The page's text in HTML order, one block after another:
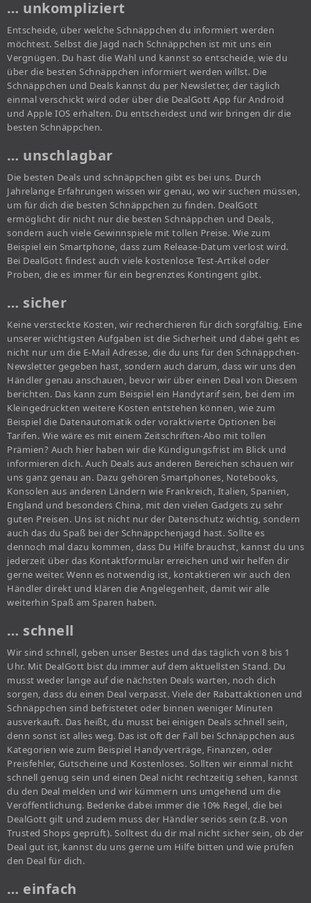
… unkompliziert
Entscheide, über welche Schnäppchen du informiert werden
möchtest. Selbst die Jagd nach Schnäppchen ist mit uns ein
Vergnügen. Du hast die Wahl und kannst so entscheide, wie du
über die besten Schnäppchen informiert werden willst. Die
Schnäppchen und Deals kannst du per Newsletter, der täglich
einmal verschickt wird oder über die DealGott App für Android
und Apple IOS erhalten. Du entscheidest und wir bringen dir die
besten Schnäppchen.
… unschlagbar
Die besten Deals und schnäppchen gibt es bei uns. Durch
Jahrelange Erfahrungen wissen wir genau, wo wir suchen müssen,
um für dich die besten Schnäppchen zu finden. DealGott
ermöglicht dir nicht nur die besten Schnäppchen und Deals,
sondern auch viele Gewinnspiele mit tollen Preise. Wie zum
Beispiel ein Smartphone, dass zum Release-Datum verlost wird.
Bei DealGott findest auch viele kostenlose Test-Artikel oder
Proben, die es immer für ein begrenztes Kontingent gibt.
… sicher
Keine versteckte Kosten, wir recherchieren für dich sorgfältig. Eine
unserer wichtigsten Aufgaben ist die Sicherheit und dabei geht es
nicht nur um die E-Mail Adresse, die du uns für den Schnäppchen-
Newsletter gegeben hast, sondern auch darum, dass wir uns den
Händler genau anschauen, bevor wir über einen Deal von Diesem
berichten. Das kann zum Beispiel ein Handytarif sein, bei dem im
Kleingedruckten weitere Kosten entstehen können, wie zum
Beispiel die Datenautomatik oder voraktivierte Optionen bei
Tarifen. Wie wäre es mit einem Zeitschriften-Abo mit tollen
Prämien? Auch hier haben wir die Kündigungsfrist im Blick und
informieren dich. Auch Deals aus anderen Bereichen schauen wir
uns ganz genau an. Dazu gehören Smartphones, Notebooks,
Konsolen aus anderen Ländern wie Frankreich, Italien, Spanien,
England und besonders China, mit den vielen Gadgets zu sehr
guten Preisen. Uns ist nicht nur der Datenschutz wichtig, sondern
auch das du Spaß bei der Schnäppchenjagd hast. Sollte es
dennoch mal dazu kommen, dass Du Hilfe brauchst, kannst du uns
jederzeit über das Kontaktformular erreichen und wir helfen dir
gerne weiter. Wenn es notwendig ist, kontaktieren wir auch den
Händler direkt und klären die Angelegenheit, damit wir alle
weiterhin Spaß am Sparen haben.
… schnell
Wir sind schnell, geben unser Bestes und das täglich von 8 bis 1
Uhr. Mit DealGott bist du immer auf dem aktuellsten Stand. Du
musst weder lange auf die nächsten Deals warten, noch dich
sorgen, dass du einen Deal verpasst. Viele der Rabattaktionen und
Schnäppchen sind befristetet oder binnen weniger Minuten
ausverkauft. Das heißt, du musst bei einigen Deals schnell sein,
denn sonst ist alles weg. Das ist oft der Fall bei Schnäppchen aus
Kategorien wie zum Beispiel Handyverträge, Finanzen, oder
Preisfehler, Gutscheine und Kostenloses. Sollten wir einmal nicht
schnell genug sein und einen Deal nicht rechtzeitig sehen, kannst
du den Deal melden und wir kümmern uns umgehend um die
Veröffentlichung. Bedenke dabei immer die 10% Regel, die bei
DealGott gilt und zudem muss der Händler seriös sein (z.B. von
Trusted Shops geprüft). Solltest du dir mal nicht sicher sein, ob der
Deal gut ist, kannst du uns gerne um Hilfe bitten und wie prüfen
den Deal für dich.
… einfach